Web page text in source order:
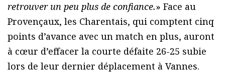
retrouver un peu plus de confiance.» Face au
Provençaux, les Charentais, qui comptent cinq
points d’avance avec un match en plus, auront
à cœur d’effacer la courte défaite 26-25 subie
lors de leur dernier déplacement à Vannes.